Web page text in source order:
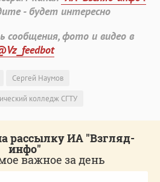
- будет интересно
фото и видео в
Сергей Наумов
колледж СГТУ
рассылку ИА "Взгляд-
инфо"
важное за день